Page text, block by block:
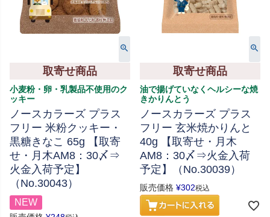
取寄せ商品
小麦粉・卵・乳製品不使用のク
ッキー
ノースカラーズ プラス
フリー 米粉クッキー・
黒糖きなこ 65g 【取寄
せ・月木AM8：30〆⇒
火金入荷予定】
（No.30043）
NEW
取寄せ商品
油で揚げていなくヘルシーな焼
きかりんとう
ノースカラーズ プラス
フリー 玄米焼かりんと
40g 【取寄せ・月木
AM8：30〆⇒火金入荷
予定】（No.30039）
販売価格 ¥302税込